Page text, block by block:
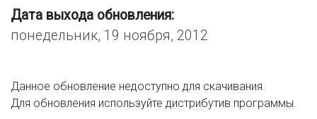
Дата выхода обновления:
понедельник, 19 ноября, 2012
Данное обновление недоступно для скачивания.
Для обновления используйте дистрибутив программы.